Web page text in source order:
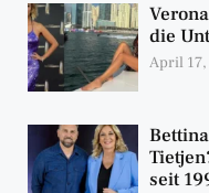
die
April
seit